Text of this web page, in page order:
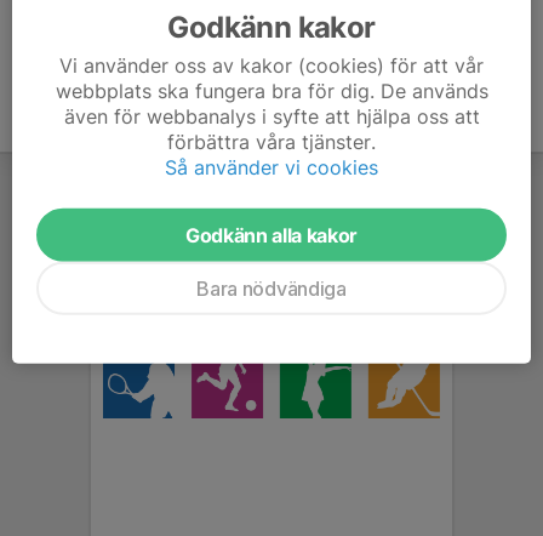
Godkänn kakor
Vi använder oss av kakor (cookies) för att vår
webbplats ska fungera bra för dig. De används
även för webbanalys i syfte att hjälpa oss att
förbättra våra tjänster.
Så använder vi cookies
Godkänn alla kakor
Bara nödvändiga